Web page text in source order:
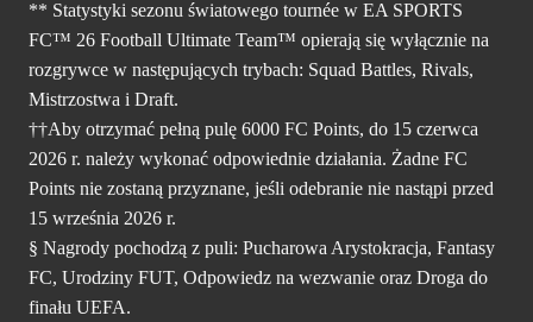
** Statystyki sezonu światowego tournée w EA SPORTS
FC™ 26 Football Ultimate Team™ opierają się wyłącznie na
rozgrywce w następujących trybach: Squad Battles, Rivals,
Mistrzostwa i Draft.
††Aby otrzymać pełną pulę 6000 FC Points, do 15 czerwca
2026 r. należy wykonać odpowiednie działania. Żadne FC
Points nie zostaną przyznane, jeśli odebranie nie nastąpi przed
15 września 2026 r.
§ Nagrody pochodzą z puli: Pucharowa Arystokracja, Fantasy
FC, Urodziny FUT, Odpowiedz na wezwanie oraz Droga do
finału UEFA.